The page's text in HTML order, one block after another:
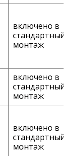
включено в
стандартный
монтаж
включено в
стандартный
монтаж
включено в
стандартный
монтаж